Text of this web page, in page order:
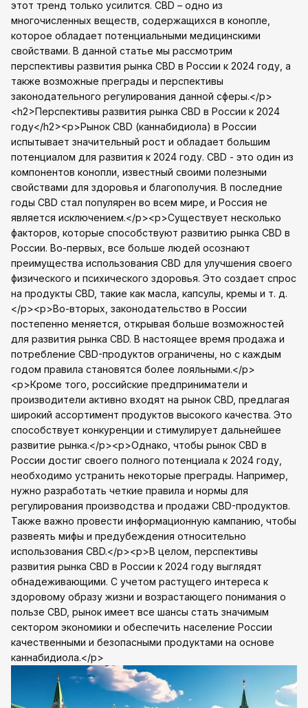
этот тренд только усилится. CBD – одно из
многочисленных веществ, содержащихся в конопле,
которое обладает потенциальными медицинскими
свойствами. В данной статье мы рассмотрим
перспективы развития рынка CBD в России к 2024 году, а
также возможные преграды и перспективы
законодательного регулирования данной сферы.</p>
<h2>Перспективы развития рынка CBD в России к 2024
году</h2><p>Рынок CBD (каннабидиола) в России
испытывает значительный рост и обладает большим
потенциалом для развития к 2024 году. CBD - это один из
компонентов конопли, известный своими полезными
свойствами для здоровья и благополучия. В последние
годы CBD стал популярен во всем мире, и Россия не
является исключением.</p><p>Существует несколько
факторов, которые способствуют развитию рынка CBD в
России. Во-первых, все больше людей осознают
преимущества использования CBD для улучшения своего
физического и психического здоровья. Это создает спрос
на продукты CBD, такие как масла, капсулы, кремы и т. д.
</p><p>Во-вторых, законодательство в России
постепенно меняется, открывая больше возможностей
для развития рынка CBD. В настоящее время продажа и
потребление CBD-продуктов ограничены, но с каждым
годом правила становятся более лояльными.</p>
<p>Кроме того, российские предприниматели и
производители активно входят на рынок CBD, предлагая
широкий ассортимент продуктов высокого качества. Это
способствует конкуренции и стимулирует дальнейшее
развитие рынка.</p><p>Однако, чтобы рынок CBD в
России достиг своего полного потенциала к 2024 году,
необходимо устранить некоторые преграды. Например,
нужно разработать четкие правила и нормы для
регулирования производства и продажи CBD-продуктов.
Также важно провести информационную кампанию, чтобы
развеять мифы и предубеждения относительно
использования CBD.</p><p>В целом, перспективы
развития рынка CBD в России к 2024 году выглядят
обнадеживающими. С учетом растущего интереса к
здоровому образу жизни и возрастающего понимания о
пользе CBD, рынок имеет все шансы стать значимым
сектором экономики и обеспечить население России
качественными и безопасными продуктами на основе
каннабидиола.</p>